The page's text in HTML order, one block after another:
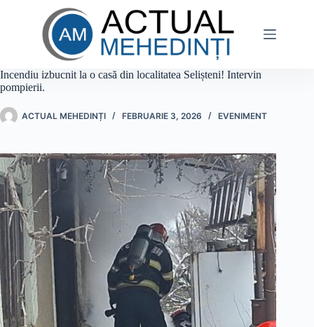
Incendiu izbucnit la o casă din localitatea Selișteni! Intervin
pompierii.
ACTUAL MEHEDINȚI FEBRUARIE 3, 2026 EVENIMENT